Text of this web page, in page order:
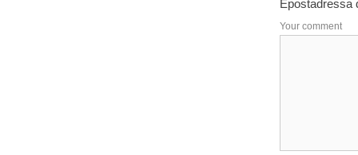
Epostadressa
Your comment